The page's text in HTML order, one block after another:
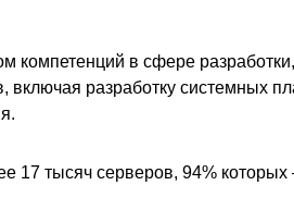
компетенций в сфере
включая разработку системных
17 тысяч серверов, 94%